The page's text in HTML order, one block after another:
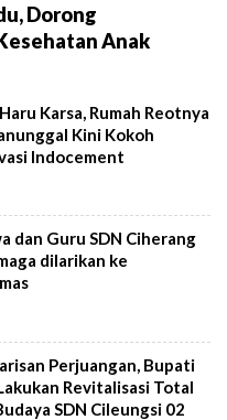
Dorong
Anak
Karsa, Rumah Reotnya
Kini Kokoh
Indocement
dan Guru SDN Ciherang
dilarikan ke
Perjuangan, Bupati
Revitalisasi Total
SDN Cileungsi 02